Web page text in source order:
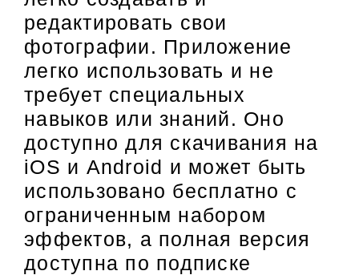
редактировать свои
фотографии. Приложение
легко использовать и не
требует специальных
навыков или знаний. Оно
доступно для скачивания на
iOS и Android и может быть
использовано бесплатно с
ограниченным набором
эффектов, а полная версия
доступна по подписке